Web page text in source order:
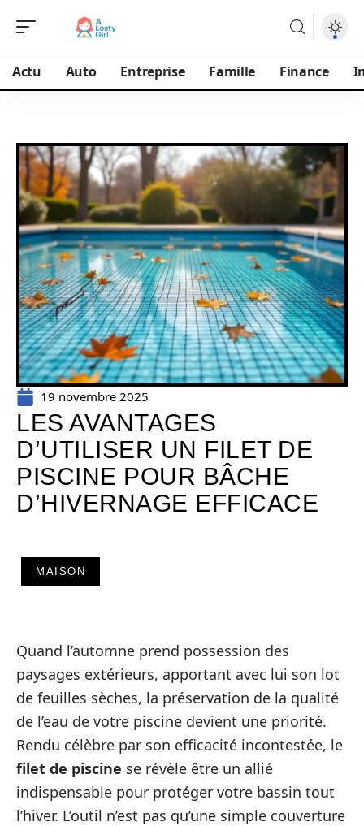
Actu Auto Entreprise Famille Finance
19 novembre 2025
LES AVANTAGES
D’UTILISER UN FILET DE
PISCINE POUR BÂCHE
D’HIVERNAGE EFFICACE
MAISON
Quand l’automne prend possession des
paysages extérieurs, apportant avec lui son lot
de feuilles sèches, la préservation de la qualité
de l’eau de votre piscine devient une priorité.
Rendu célèbre par son efficacité incontestée, le
filet de piscine se révèle être un allié
indispensable pour protéger votre bassin tout
l’hiver. L’outil n’est pas qu’une simple couverture